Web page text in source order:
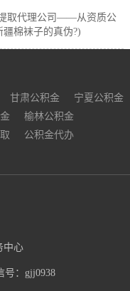
取代理公司——从资质公
棉袜子的真伪?)
甘肃公积金
宁夏公积金
榆林公积金
公积金代办
中心
号：gjj0938